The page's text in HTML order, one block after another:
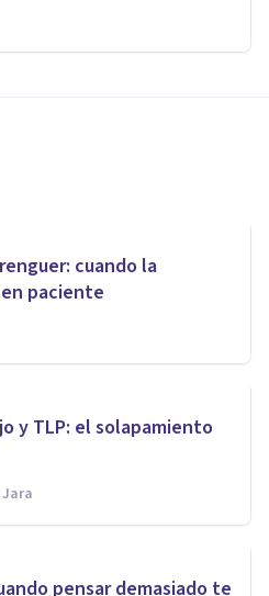
cuando la
paciente
y TLP: el solapamiento
pensar demasiado te